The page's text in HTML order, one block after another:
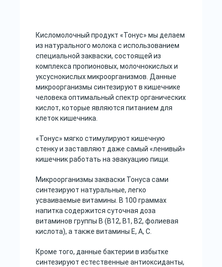
Кисломолочный продукт «Тонус» мы делаем
из натурального молока с использованием
специальной закваски, состоящей из
комплекса пропионовых, молочнокислых и
уксуснокислых микроорганизмов. Данные
микроорганизмы синтезируют в кишечнике
человека оптимальный спектр органических
кислот, которые являются питанием для
клеток кишечника.
«Тонус» мягко стимулируют кишечную
стенку и заставляют даже самый «ленивый»
кишечник работать на эвакуацию пищи.
Микроорганизмы закваски Тонуса сами
синтезируют натуральные, легко
усваиваемые витамины. В 100 граммах
напитка содержится суточная доза
витаминов группы В (В12, В1, В2, фолиевая
кислота), а также витамины Е, А, С.
Кроме того, данные бактерии в избытке
синтезируют естественные антиоксиданты,